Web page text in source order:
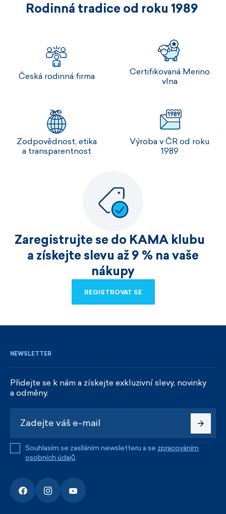
Rodinná tradice od roku 1989
Česká rodinná firma
Certifikovaná Merino
vlna
Zodpovědnost, etika
a transparentnost
Výroba v ČR od roku
1989
Zaregistrujte se do KAMA klubu
a získejte slevu až 9 % na vaše
nákupy
REGISTROVAT SE
NEWSLETTER
Přidejte se k nám a získejte exkluzivní slevy, novinky
a odměny.
Souhlasím se zasíláním newsletteru a se zpracováním
osobních údajů.